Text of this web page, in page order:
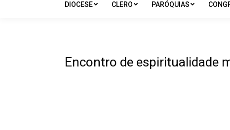
DIOCESE CLERO PARÓQUIAS
Encontro de espiritualidade